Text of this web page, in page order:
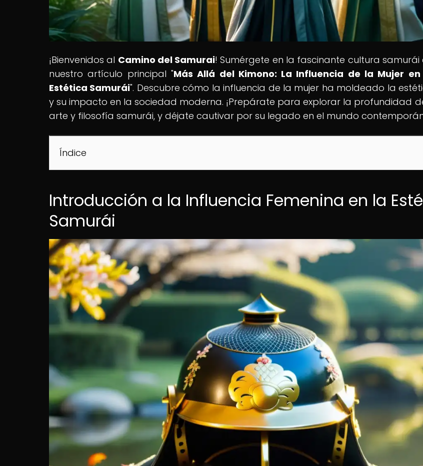
¡Bienvenidos al Camino del Samurai! Sumérgete en la fascinante cultura
nuestro artículo principal "Más Allá del Kimono: La Influencia de la Mujer
Estética Samurái". Descubre cómo la influencia de la mujer ha moldeado la
y su impacto en la sociedad moderna. ¡Prepárate para explorar la profundidad
arte y filosofía samurái, y déjate cautivar por su legado en el mundo
Índice
Introducción a la Influencia Femenina en la
Samurái